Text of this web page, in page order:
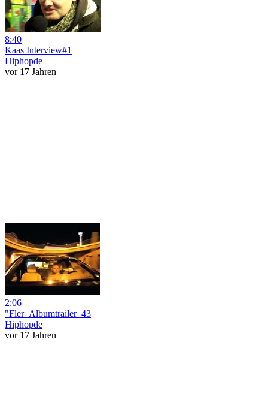
8:40
Kaas Interview#1
Hiphopde
vor 17 Jahren
2:06
"Fler_Albumtrailer_43
Hiphopde
vor 17 Jahren